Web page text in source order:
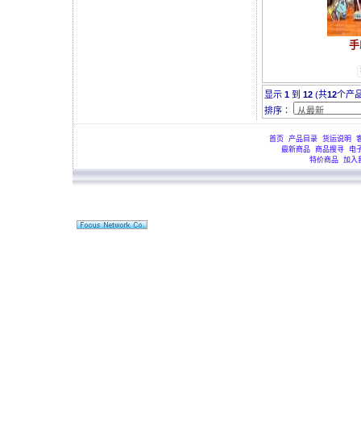
显示 1 到 12 (共12个产
排序∶
首页 产品目录 货运说明
最新商品 商品搜寻
电
特价商品
加入